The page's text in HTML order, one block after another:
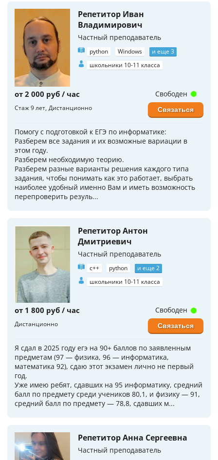
Репетитор Иван
Владимирович
Частный преподаватель
python Windows
и еще 3
школьники 10-11 класса
от 2 000 руб / час
Стаж 9 лет Дистанционно
Помогу с подготовкой к ЕГЭ по информатике:
Разберем все задания и их возможные вариации в
этом году.
Разберем необходимую теорию.
Разберем разные варианты решения каждого типа
задания, чтобы понимать как это работает, выбрать
наиболее удобный именно Вам и иметь возможность
перепроверить резуль...
Свободен
Связаться
Репетитор Антон
Дмитриевич
Частный преподаватель
c++ python
и еще 2
школьники 10-11 класса
от 1 800 руб / час
Дистанционно
Я сдал в 2025 году егэ на 90+ баллов по заявленным
предметам (97 — физика, 96 — информатика,
математика 92), сдаю этот экзамен лично не первый
год.
Уже имею ребят, сдавших на 95 информатику, средний
балл по предмету среди учеников 80,1, и физику — 91,
средний балл по предмету — 78,8, сдавших м...
Свободен
Связаться
Репетитор Анна Сергеевна
Частный преподаватель